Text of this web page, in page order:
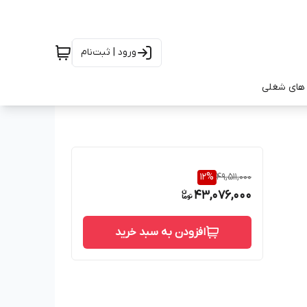
ورود | ثبت‌نام
شغلی
49,511,000
12%
43,076,000
افزودن به سبد خرید